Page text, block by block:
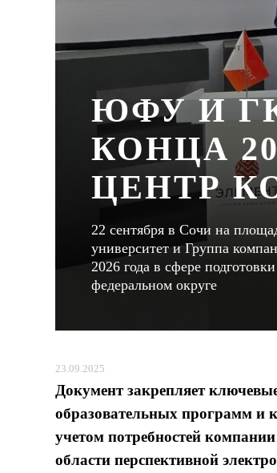
ЮФУ И
КОНЦА
ЦЕНТР
22 сентября в Сочи на
университет и Группа
2026 года в сфере
федеральном округе
23.09.2025
Документ закрепляет
образовательных программ и
учетом потребностей
области перспективной